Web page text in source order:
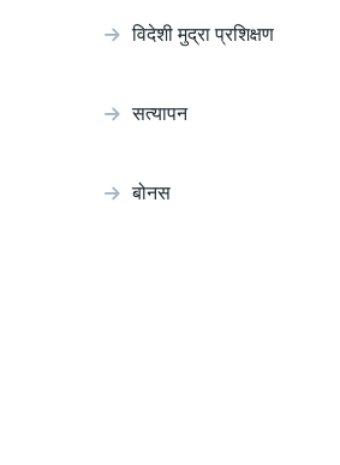
विदेशी मुद्रा प्रशिक्षण
सत्यापन
बोनस